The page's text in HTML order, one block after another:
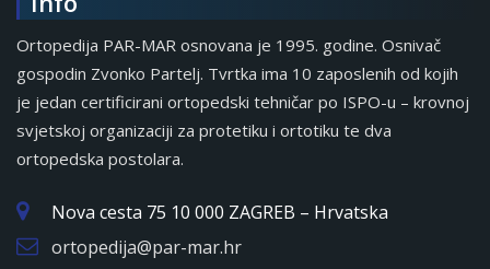
Ortopedija PAR-MAR osnovana je 1995. godine. Osnivač
gospodin Zvonko Partelj. Tvrtka ima 10 zaposlenih od kojih
je jedan certificirani ortopedski tehničar po ISPO-u – krovnoj
svjetskoj organizaciji za protetiku i ortotiku te dva
ortopedska postolara.
Nova cesta 75 10 000 ZAGREB – Hrvatska
ortopedija@par-mar.hr